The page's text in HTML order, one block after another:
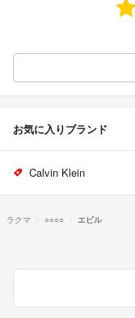
お気に入りブランド
Calvin Klein
ラクマ ○○○○ エピル